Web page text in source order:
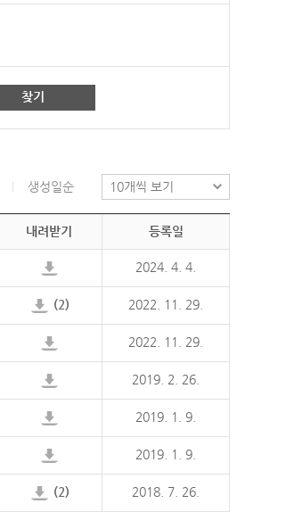
찾기
생성일순
내려받기 등록일
2024. 4. 4.
(2) 2022. 11. 29.
2022. 11. 29.
2019. 2. 26.
2019. 1. 9.
2019. 1. 9.
(2) 2018. 7. 26.